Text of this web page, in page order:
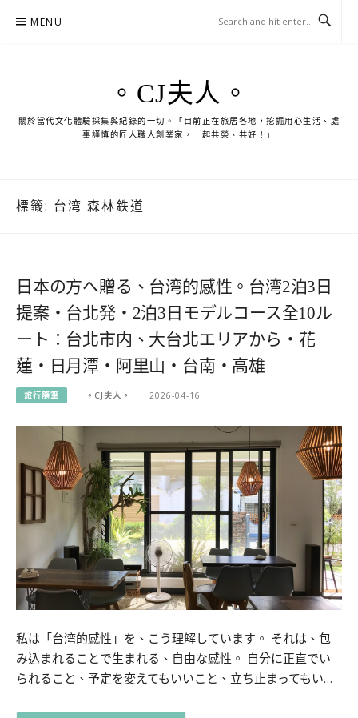
MENU
。CJ夫人。
關於當代文化體驗採集與紀錄的一切。「目前正在旅居各地，挖掘用心生活、處
事謹慎的匠人職人創業家，一起共榮、共好！」
標籤: 台湾 森林鉄道
日本の方へ贈る、台湾的感性。台湾2泊3日
提案・台北発・2泊3日モデルコース全10ル
ート：台北市内、大台北エリアから・花
蓮・日月潭・阿里山・台南・高雄
旅行隨筆 。CJ夫人。 2026-04-16
私は「台湾的感性」を、こう理解しています。 それは、包
み込まれることで生まれる、自由な感性。 自分に正直でい
られること、予定を変えてもいいこと、立ち止まってもい…